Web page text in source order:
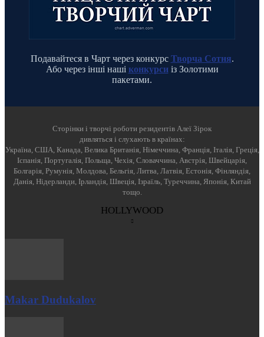
Подавайтеся в Чарт через конкурс Творча Сотня.
Або через інші наші конкурсиіз Золотими
пакетами.
Cторінки і творчі роботи резидентів Алеї Зірок
дивляться і слухають в країнах:
Україна, США, Канада, Велика Британія, Німеччина, Франція, Італія, Греція,
Іспанія, Португалія, Польща, Чехія, Словаччина, Австрія, Швейцарія,
Болгарія, Румунія, Молдова, Бельгія, Литва, Латвія, Естонія, Фінляндія,
Данія, Нідерланди, Ірландія, Швеція, Ізраїль, Туреччина, Японія, Китай
тощо.
HOLLYWOOD
Makar Dudukalov